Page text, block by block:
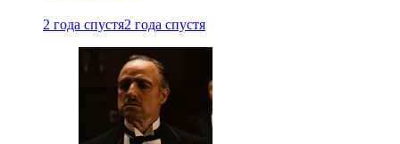
2 года спустя2 года спустя